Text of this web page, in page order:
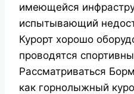
имеющейся
испытывающий
Курорт хорошо
проводятся
Рассматриваться
как горнолыжный